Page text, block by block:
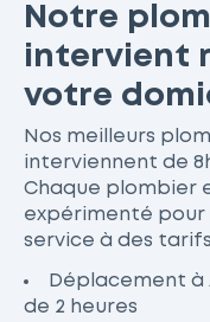
Notre
intervient
votre
Nos meilleurs
interviennent de
Chaque plombier
expérimenté pour
service à des
Déplacement à
de 2 heures